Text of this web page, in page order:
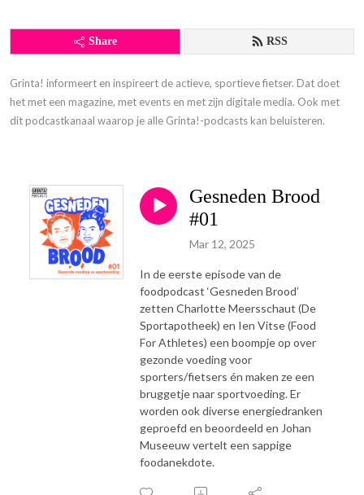
Share RSS
Grinta! informeert en inspireert de actieve, sportieve fietser. Dat doet
het met een magazine, met events en met zijn digitale media. Ook met
dit podcastkanaal waarop je alle Grinta!-podcasts kan beluisteren.
Gesneden Brood
#01
Mar 12, 2025
In de eerste episode van de
foodpodcast ‘Gesneden Brood’
zetten Charlotte Meersschaut (De
Sportapotheek) en Ien Vitse (Food
For Athletes) een boompje op over
gezonde voeding voor
sporters/fietsers én maken ze een
bruggetje naar sportvoeding. Er
worden ook diverse energiedranken
geproefd en beoordeeld en Johan
Museeuw vertelt een sappige
foodanekdote.